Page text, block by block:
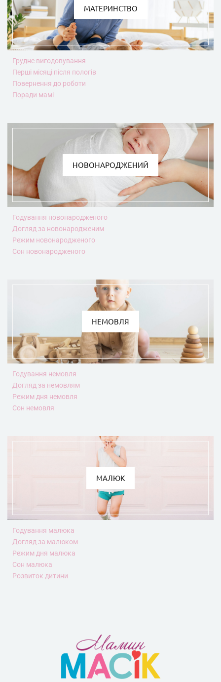
МАТЕРИНСТВО
Грудне вигодовування
Перші місяці після пологів
Повернення до роботи
Поради мамі
НОВОНАРОДЖЕНИЙ
Годування новонародженого
Догляд за новонародженим
Режим новонародженого
Сон новонародженого
НЕМОВЛЯ
Годування немовля
Догляд за немовлям
Режим дня немовля
Сон немовля
МАЛЮК
Годування малюка
Догляд за малюком
Режим дня малюка
Сон малюка
Розвиток дитини